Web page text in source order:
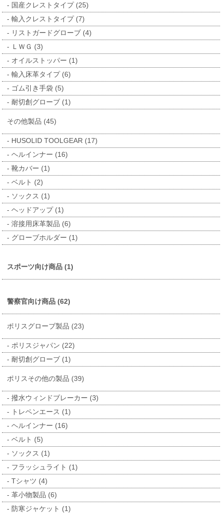
国産クレストタイプ (25)
輸入クレストタイプ (7)
リストガードグローブ (4)
ＬＷＧ (3)
オイルストッパー (1)
輸入床革タイプ (6)
ゴム引き手袋 (5)
耐切創グローブ (1)
その他製品 (45)
HUSOLID TOOLGEAR (17)
ヘルインナー (16)
靴カバー (1)
ベルト (2)
ソックス (1)
ヘッドアップ (1)
溶接用床革製品 (6)
グローブホルダー (1)
スポーツ向け商品 (1)
警察官向け商品 (62)
ポリスグローブ製品 (23)
ポリスジャパン (22)
耐切創グローブ (1)
ポリスその他の製品 (39)
撥水ウィンドブレーカー (3)
トレペンエース (1)
ヘルインナー (16)
ベルト (5)
ソックス (1)
フラッシュライト (1)
Tシャツ (4)
革小物製品 (6)
防寒ジャケット (1)